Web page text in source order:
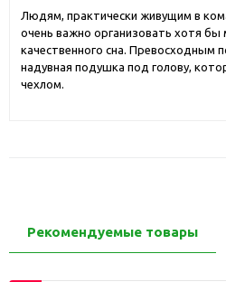
Людям, практически живущим в
очень важно организовать хотя
качественного сна. Превосходным
надувная подушка под голову,
чехлом.
Рекомендуемые товары